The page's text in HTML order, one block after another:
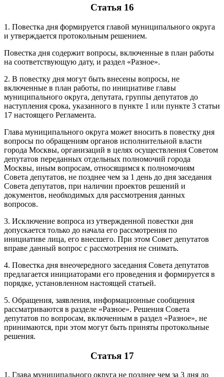
Статья 16
1. Повестка дня формируется главой муниципального округа
и утверждается протокольным решением.
Повестка дня содержит вопросы, включенные в план работы
на соответствующую дату, и раздел «Разное».
2. В повестку дня могут быть внесены вопросы, не
включенные в план работы, по инициативе главы
муниципального округа, депутата, группы депутатов до
наступления срока, указанного в пункте 1 или пункте 3 статьи
17 настоящего Регламента.
Глава муниципального округа может вносить в повестку дня
вопросы по обращениям органов исполнительной власти
города Москвы, организаций в целях осуществления Советом
депутатов переданных отдельных полномочий города
Москвы, иным вопросам, относящимся к полномочиям
Совета депутатов, не позднее чем за 1 день до дня заседания
Совета депутатов, при наличии проектов решений и
документов, необходимых для рассмотрения данных
вопросов.
3. Исключение вопроса из утвержденной повестки дня
допускается только до начала его рассмотрения по
инициативе лица, его внесшего. При этом Совет депутатов
вправе данный вопрос с рассмотрения не снимать.
4. Повестка дня внеочередного заседания Совета депутатов
предлагается инициаторами его проведения и формируется в
порядке, установленном настоящей статьей.
5. Обращения, заявления, информационные сообщения
рассматриваются в разделе «Разное». Решения Совета
депутатов по вопросам, включенным в раздел «Разное», не
принимаются, при этом могут быть приняты протокольные
решения.
Статья 17
1. Глава муниципального округа не позднее чем за 3 дня до